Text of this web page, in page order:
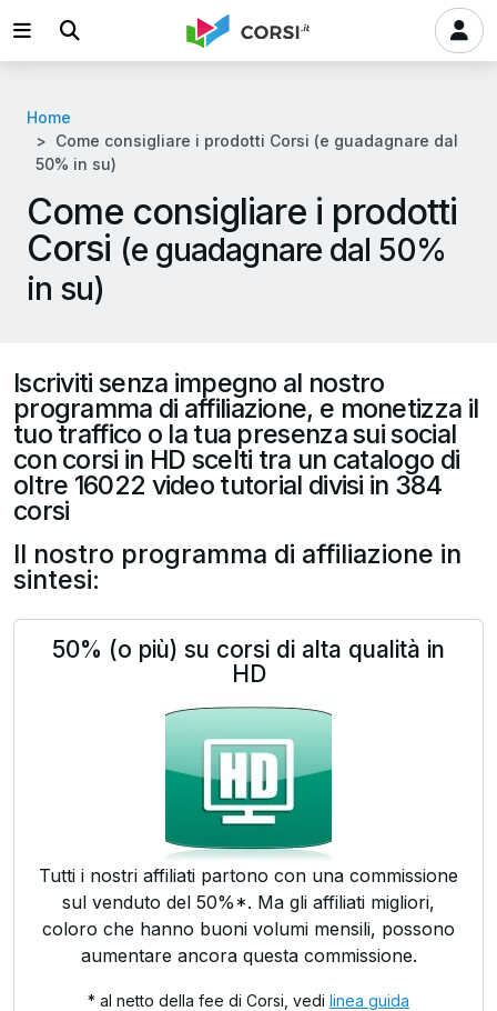
Home
Come consigliare i prodotti Corsi (e guadagnare dal
50% in su)
Come consigliare i prodotti
Corsi (e guadagnare dal 50%
in su)
Iscriviti senza impegno al nostro
programma di affiliazione, e monetizza il
tuo traffico o la tua presenza sui social
con corsi in HD scelti tra un catalogo di
oltre 16022 video tutorial divisi in 384
corsi
Il nostro programma di affiliazione in
sintesi:
50% (o più) su corsi di alta qualità in
HD
Tutti i nostri affiliati partono con una commissione
sul venduto del 50%*. Ma gli affiliati migliori,
coloro che hanno buoni volumi mensili, possono
aumentare ancora questa commissione.
* al netto della fee di Corsi, vedi linea guida